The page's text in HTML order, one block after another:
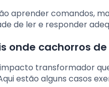
aprender comandos,
de ler e responder
onde cachorros
transformador
estão alguns casos